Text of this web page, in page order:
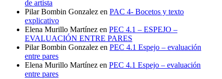
de artista
Pilar Bombin Gonzalez en PAC 4- Bocetos y texto
explicativo
Elena Murillo Martínez en PEC 4.1 – ESPEJO –
EVALUACIÓN ENTRE PARES
Pilar Bombin Gonzalez en PEC 4.1 Espejo – evaluación
entre pares
Elena Murillo Martínez en PEC 4.1 Espejo – evaluación
entre pares